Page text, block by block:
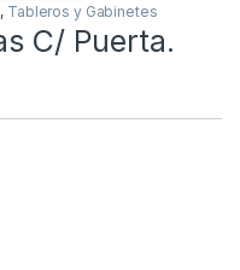
, Tableros y Gabinetes
C/ Puerta.